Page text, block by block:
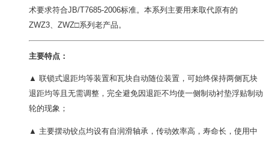
术要求符合JB/T7685-2006标准。本系列主要用来取代原有的
ZWZ3、ZWZ□系列老产品。
主要特点：
▲ 联锁式退距均等装置和瓦块自动随位装置，可始终保持两侧瓦块
退距均等且无需调整，完全避免因退距不均使一侧制动衬垫浮贴制动
轮的现象；
▲ 主要摆动铰点均设有自润滑轴承，传动效率高，寿命长，使用中